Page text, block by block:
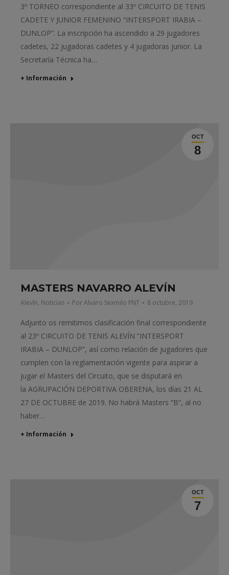
3º TORNEO correspondiente al 33º CIRCUITO DE TENIS
CADETE Y JUNIOR FEMENINO “INTERSPORT IRABIA –
DUNLOP”. La inscripción ha ascendido a 29 jugadores
cadetes, 22 jugadoras cadetes y 4 jugadoras junior. La
Secretaría Técnica ha…
+ Información
OCT
8
MASTERS NAVARRO ALEVÍN
Alevín, Noticias PorAlvaro Sexmilo FNT 8 octubre, 2019
Adjunto os remitimos clasificación final correspondiente
al 23º CIRCUITO DE TENIS ALEVÍN “INTERSPORT
IRABIA – DUNLOP”, así como relación de jugadores que
cumplen con la reglamentación vigente para aspirar a
jugar el Masters del Circuito, que se disputará en
la AGRUPACIÓN DEPORTIVA OBERENA, los días 21 AL
27 DE OCTUBRE de 2019. No habrá Masters “B”, al no
haber…
+ Información
OCT
7